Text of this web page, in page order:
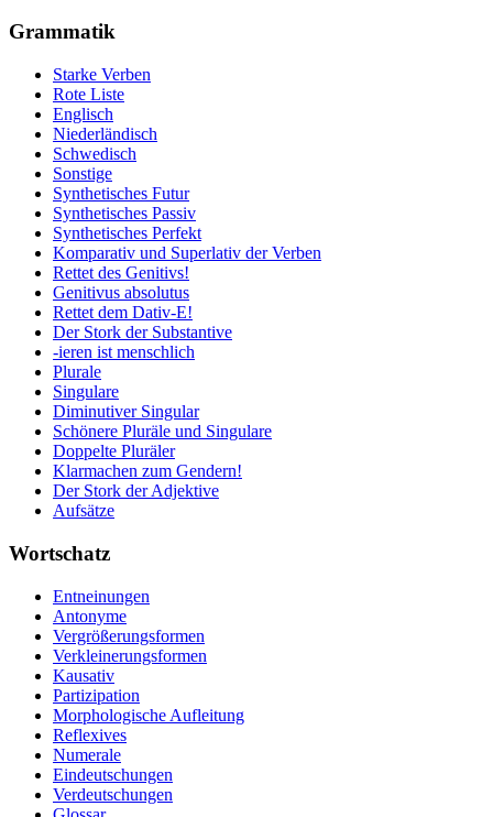
Grammatik
Starke Verben
Rote Liste
Englisch
Niederländisch
Schwedisch
Sonstige
Synthetisches Futur
Synthetisches Passiv
Synthetisches Perfekt
Komparativ und Superlativ der Verben
Rettet des Genitivs!
Genitivus absolutus
Rettet dem Dativ-E!
Der Stork der Substantive
-ieren ist menschlich
Plurale
Singulare
Diminutiver Singular
Schönere Pluräle und Singulare
Doppelte Pluräler
Klarmachen zum Gendern!
Der Stork der Adjektive
Aufsätze
Wortschatz
Entneinungen
Antonyme
Vergrößerungsformen
Verkleinerungsformen
Kausativ
Partizipation
Morphologische Aufleitung
Reflexives
Numerale
Eindeutschungen
Verdeutschungen